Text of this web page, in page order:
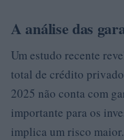
A análise das
Um estudo recente
total de crédito
2025 não conta com
importante para os
implica um risco